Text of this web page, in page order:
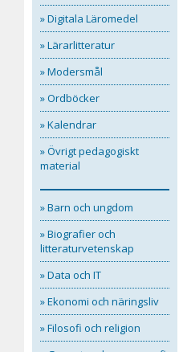
» Digitala Läromedel
» Lärarlitteratur
» Modersmål
» Ordböcker
» Kalendrar
» Övrigt pedagogiskt
material
» Barn och ungdom
» Biografier och
litteraturvetenskap
» Data och IT
» Ekonomi och näringsliv
» Filosofi och religion